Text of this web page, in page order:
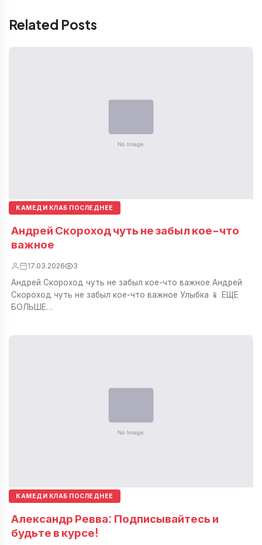
Related Posts
КАМЕДИ КЛАБ ПОСЛЕДНЕЕ
Андрей Скороход чуть не забыл кое-что
важное
17.03.2026 3
Андрей Скороход чуть не забыл кое-что важное Андрей
Скороход чуть не забыл кое-что важное Улыбка 📱 ЕЩЕ
БОЛЬШЕ…
КАМЕДИ КЛАБ ПОСЛЕДНЕЕ
Александр Ревва: Подписывайтесь и
будьте в курсе!